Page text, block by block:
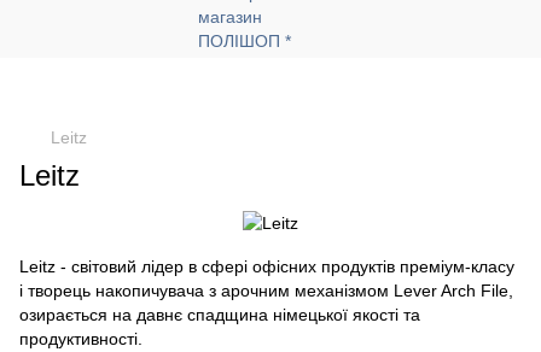
Leitz
Leitz
Leitz - світовий лідер в сфері офісних продуктів преміум-класу
і творець накопичувача з арочним механізмом Lever Arch File,
озирається на давнє спадщина німецької якості та
продуктивності.